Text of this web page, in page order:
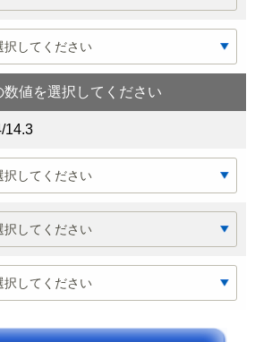
数値を選択してください
14.3